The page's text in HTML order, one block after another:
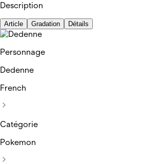
Description
Article Gradation Détails
Personnage
Dedenne
French
Catégorie
Pokemon